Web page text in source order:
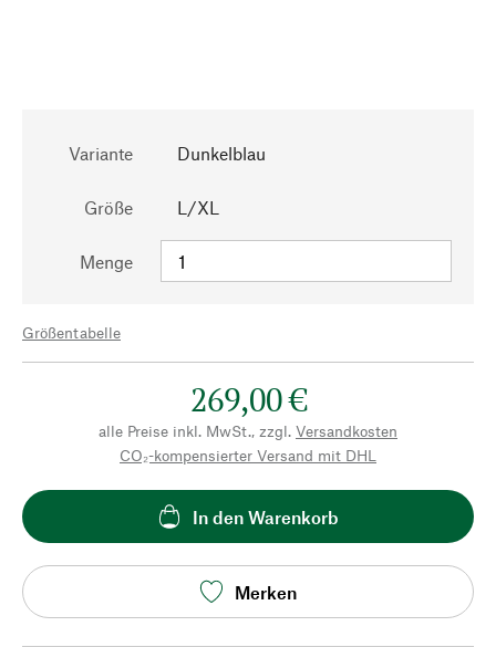
Variante Dunkelblau
Größe L/XL
Menge
Größentabelle
269,00 €
alle Preise inkl. MwSt., zzgl. Versandkosten
CO₂-kompensierter Versand mit DHL
In den Warenkorb
Merken